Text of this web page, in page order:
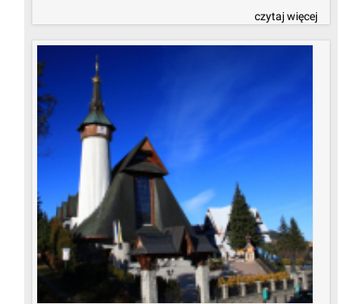
czytaj więcej